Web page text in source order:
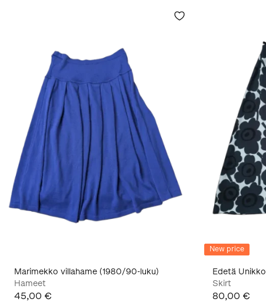
Marimekko villahame (1980/90-luku)
Hameet
45,00 €
New price
Edetä Unikko
Skirt
80,00 €